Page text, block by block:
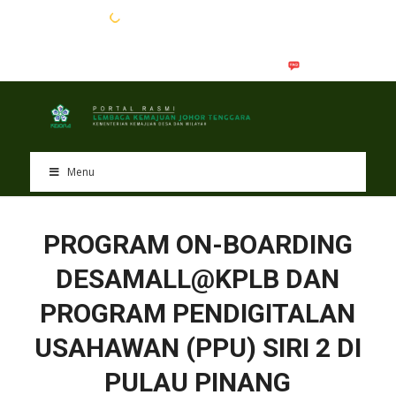
Menu
PROGRAM ON-BOARDING
DESAMALL@KPLB DAN
PROGRAM PENDIGITALAN
USAHAWAN (PPU) SIRI 2 DI
PULAU PINANG